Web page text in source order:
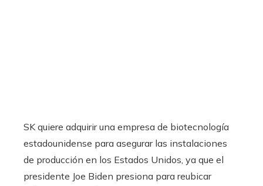
SK quiere adquirir una empresa de biotecnología
estadounidense para asegurar las instalaciones
de producción en los Estados Unidos, ya que el
presidente Joe Biden presiona para reubicar